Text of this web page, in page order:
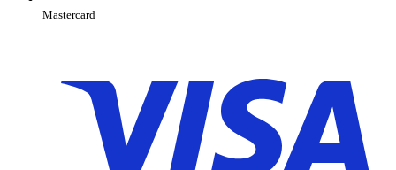
Mastercard